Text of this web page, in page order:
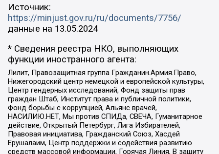
Источник:
https://minjust.gov.ru/ru/documents/7756/
данные на 13.05.2024
* Сведения реестра НКО, выполняющих
функции иностранного агента:
Лилит, Правозащитная группа Гражданин.Армия.Право,
Нижегородский центр немецкой и европейской культуры,
Центр гендерных исследований, Фонд защиты прав
граждан Штаб, Институт права и публичной политики,
Фонд борьбы с коррупцией, Альянс врачей,
НАСИЛИЮ.НЕТ, Мы против СПИДа, СВЕЧА, Гуманитарное
действие, Открытый Петербург, Лига Избирателей,
Правовая инициатива, Гражданский Союз, Хасдей
Ерушалаим, Центр поддержки и содействия развитию
средств массовой информации, Горячая Линия, В защиту